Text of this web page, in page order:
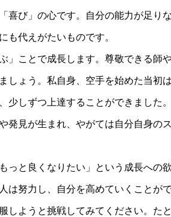
喜び」の心です。自分の能力が足り
も代えがたいものです。
」ことで成長します。尊敬できる師
しょう。私自身、空手を始めた当初
少しずつ上達することができました
発見が生まれ、やがては自分自身の
っと良くなりたい」という成長への
は努力し、自分を高めていくことが
しようと挑戦してみてください。た